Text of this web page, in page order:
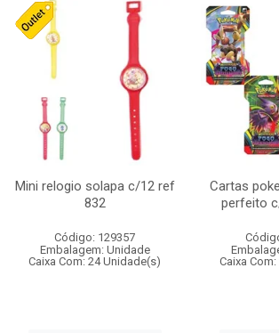
Mini relogio solapa c/12 ref
832
Código: 129357
Embalagem: Unidade
Caixa Com: 24 Unidade(s)
Cartas
perfeito
Caixa